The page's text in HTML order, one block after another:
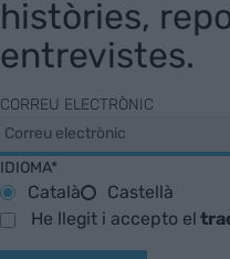
històries,
entrevistes.
CORREU ELECTRÒNIC
IDIOMA*
Català
Castellà
He llegit i accepto el